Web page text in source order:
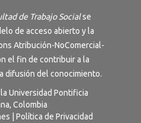
de Trabajo Socialse
de acceso abierto y la
Atribución-NoComercial-
el fin de contribuir a la
difusión del conocimiento.
Universidad Pontificia
Colombia
Política de Privacidad